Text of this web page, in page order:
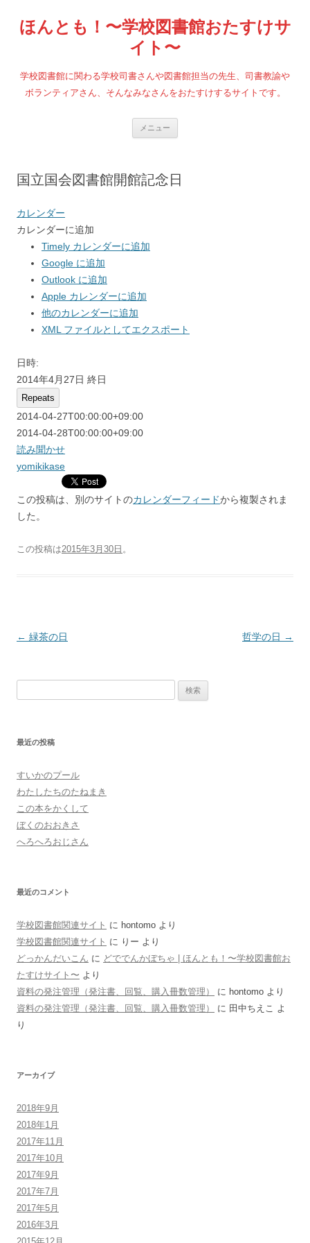
テ
ン
キ
ッ
ほんとも！〜学校図書館おたすけサ
イト〜
学校図書館に関わる学校司書さんや図書館担当の先生、司書教諭や
ボランティアさん、そんなみなさんをおたすけするサイトです。
メニュー
国立国会図書館開館記念日
カレンダー
カレンダーに追加
Timely カレンダーに追加
Google に追加
Outlook に追加
Apple カレンダーに追加
他のカレンダーに追加
XML ファイルとしてエクスポート
日時:
2014年4月27日 終日
Repeats
2014-04-27T00:00:00+09:00
2014-04-28T00:00:00+09:00
読み聞かせ
yomikikase
この投稿は、別のサイトのカレンダーフィードから複製されま
した。
この投稿は2015年3月30日 。
投
ョ
ン
← 緑茶の日 哲学の日 →
最近の投稿
すいかのプール
わたしたちのたねまき
この本をかくして
ぼくのおおきさ
へろへろおじさん
最近のコメント
学校図書館関連サイト に hontomo より
学校図書館関連サイト に りー より
どっかんだいこん に どででんかぼちゃ | ほんとも！〜学校図書館お
たすけサイト〜 より
資料の発注管理（発注書、回覧、購入冊数管理）
に hontomo より
資料の発注管理（発注書、回覧、購入冊数管理）
に 田中ちえこ よ
り
アーカイブ
2018年9月
2018年1月
2017年11月
2017年10月
2017年9月
2017年7月
2017年5月
2016年3月